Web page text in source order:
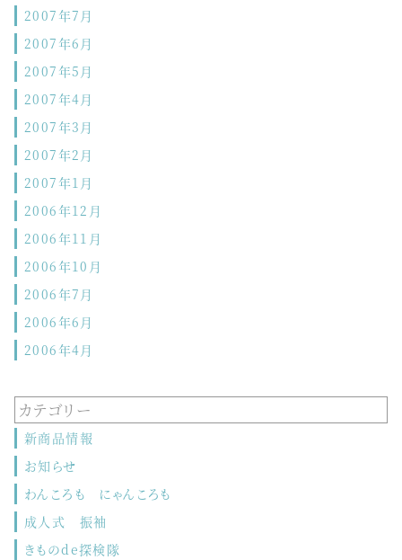
2007年7月
2007年6月
2007年5月
2007年4月
2007年3月
2007年2月
2007年1月
2006年12月
2006年11月
2006年10月
2006年7月
2006年6月
2006年4月
カテゴリー
新商品情報
お知らせ
わんころも にゃんころも
成人式 振袖
きものde探検隊